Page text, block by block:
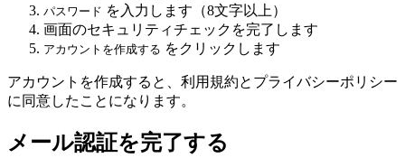
パスワード を入力します（8文字以上）
画面のセキュリティチェックを完了します
アカウントを作成する をクリックします
アカウントを作成すると、利用規約とプライバシーポリシー
に同意したことになります。
メール認証を完了する